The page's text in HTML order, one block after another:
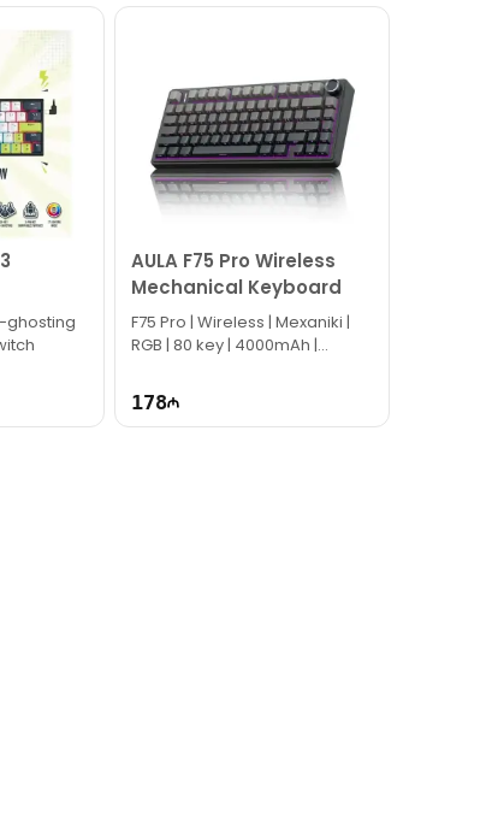
сайт.
нашем сайте.
ghosting
AULA F75 Pro Wireless
Mechanical Keyboard
F75 Pro | Wireless | Mexaniki |
RGB | 80 key | 4000mAh |
178